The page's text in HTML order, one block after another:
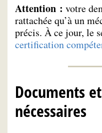
Attention : votre
rattachée qu’à un
précis. À ce jour, le
certification
Documents
nécessaires